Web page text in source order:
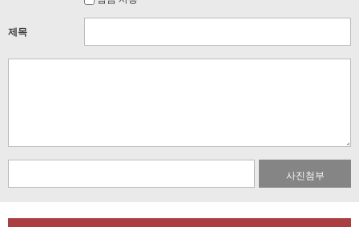
제목
사진첨부